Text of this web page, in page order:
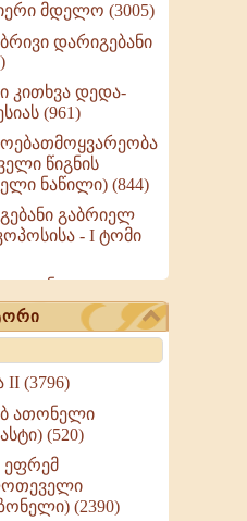
მდელო (3005)
დარიგებანი
კითხვა დედა-
(961)
წიგნის
ნაწილი) (844)
გაბრიელ
- I ტომი
სიტყვანი
III) (723)
ძალზე
რჩევები
(545)
(514)
გაბრიელ
- II ტომი
II (3796)
ათონელი
(520)
ეფრემ
(2390)